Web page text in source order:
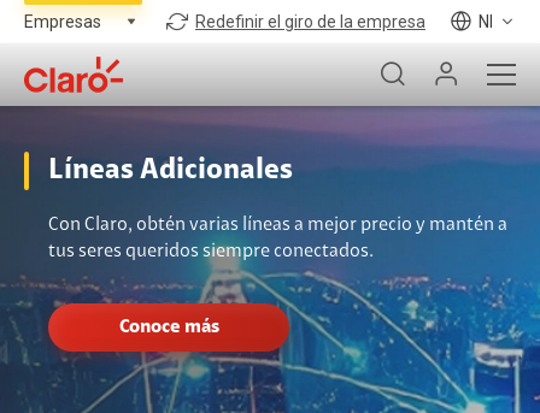
Redefinir el giro de la empresa NI
Líneas Adicionales
Con Claro, obtén varias líneas a mejor precio y mantén a
tus seres queridos siempre conectados.
Conoce más